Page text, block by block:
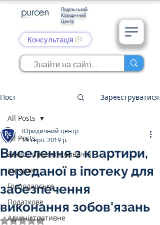
Подільський
Юридичний
Центр
Консультація
Пост Зареєструватися
All Posts
захист прав споживачів
аграрне
Господарське
Податкове
Адміністративне
All Posts
Виселення з квартири,
переданої в іпотеку для
забезпечення
виконання зобов'язань
Юридичний центр
15 серп. 2019 р.
Оцінка: NaN з 5 зірок.